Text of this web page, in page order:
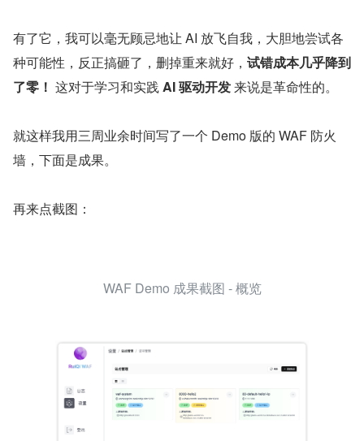
有了它，我可以毫无顾忌地让 AI 放飞自我，大胆地尝试各
种可能性，反正搞砸了，删掉重来就好， 试错成本几乎降到
了零！ 这对于学习和实践 AI 驱动开发 来说是革命性的。
就这样我用三周业余时间写了一个 Demo 版的 WAF 防火
墙，下面是成果。
再来点截图：
WAF Demo 成果截图 - 概览